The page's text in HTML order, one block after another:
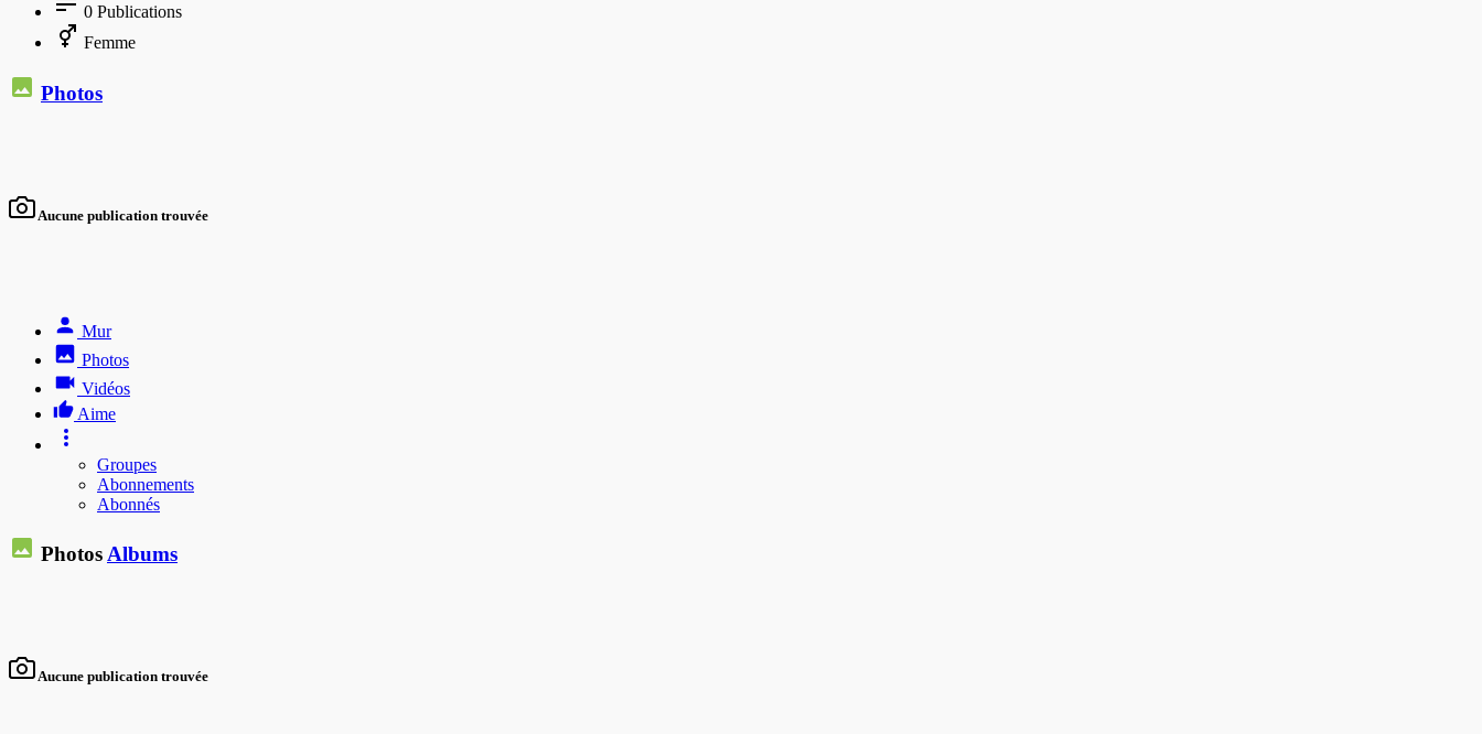
0 Publications
Femme
Photos
Aucune publication trouvée
Mur
Photos
Vidéos
Aime
Groupes
Abonnements
Abonnés
PhotosAlbums
Aucune publication trouvée